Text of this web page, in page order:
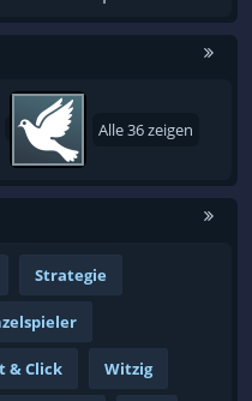
Alle 36 zeigen
Strategie
& Click Witzig